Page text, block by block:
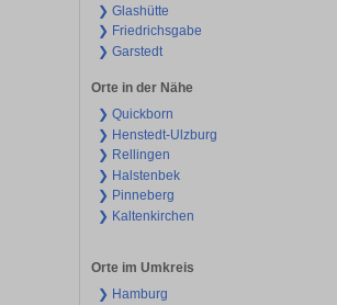
❯ Glashütte
❯ Friedrichsgabe
❯ Garstedt
Orte in der Nähe
❯ Quickborn
❯ Henstedt-Ulzburg
❯ Rellingen
❯ Halstenbek
❯ Pinneberg
❯ Kaltenkirchen
Orte im Umkreis
❯ Hamburg